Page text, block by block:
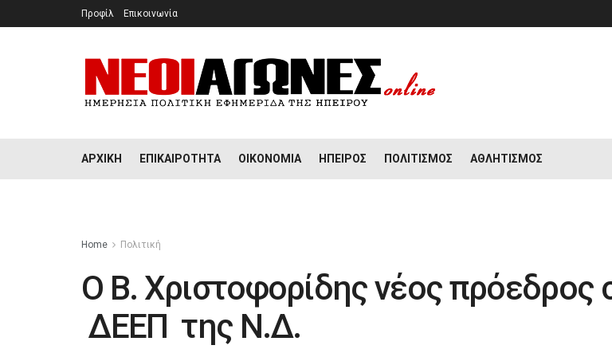
Προφίλ Επικοινωνία
ΑΡΧΙΚΉ ΕΠΙΚΑΙΡΌΤΗΤΑ ΟΙΚΟΝΟΜΊΑ ΉΠΕΙΡΟΣ ΠΟΛΙΤΙΣΜΌΣ ΑΘΛΗΤΙΣΜΌΣ
Home Πολιτική
Ο Β. Χριστοφορίδης νέος πρόεδρος
ΔΕΕΠ της Ν.Δ.